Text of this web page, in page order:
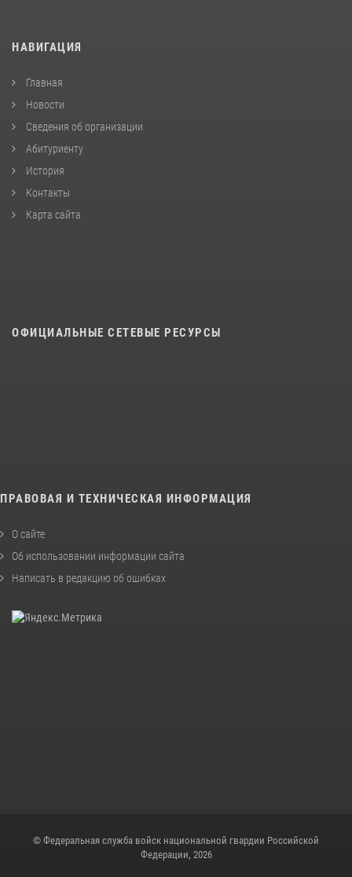
НАВИГАЦИЯ
Главная
Новости
Сведения об организации
Абитуриенту
История
Контакты
Карта сайта
ОФИЦИАЛЬНЫЕ СЕТЕВЫЕ РЕСУРСЫ
ПРАВОВАЯ И ТЕХНИЧЕСКАЯ ИНФОРМАЦИЯ
О сайте
Об использовании информации сайта
Написать в редакцию об ошибках
© Федеральная служба войск национальной гвардии Российской
Федерации, 2026